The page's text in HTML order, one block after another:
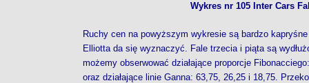
Wykres nr 105 Inter Cars
Ruchy cen na powyższym wykresie są bardzo
Elliotta da się wyznaczyć. Fale trzecia i piąta są
możemy obserwować działające proporcje
oraz działające linie Ganna: 63,75, 26,25 i 18,75.